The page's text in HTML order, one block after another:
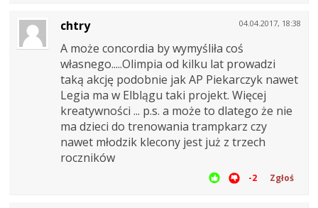
04.04.2017, 18:38
chtry
A może concordia by wymyśliła coś
własnego.....Olimpia od kilku lat prowadzi
taką akcję podobnie jak AP Piekarczyk nawet
Legia ma w Elblągu taki projekt. Więcej
kreatywności ... p.s. a może to dlatego że nie
ma dzieci do trenowania trampkarz czy
nawet młodzik klecony jest już z trzech
roczników
-2 Zgłoś